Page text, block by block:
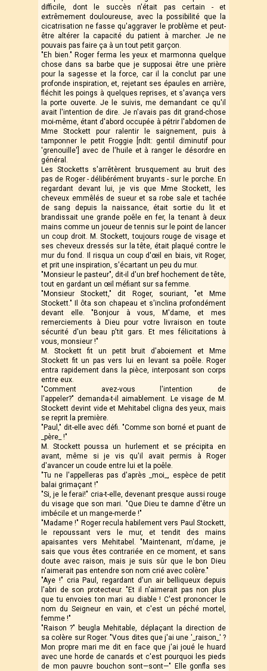
difficile, dont le succès n'était pas certain - et
extrêmement douloureuse, avec la possibilité que la
cicatrisation ne fasse qu'aggraver le problème et peut-
être altérer la capacité du patient à marcher. Je ne
pouvais pas faire ça à un tout petit garçon.
"Eh bien." Roger ferma les yeux et marmonna quelque
chose dans sa barbe que je supposai être une prière
pour la sagesse et la force, car il la conclut par une
profonde inspiration, et, rejetant ses épaules en arrière,
fléchit les poings à quelques reprises, et s'avança vers
la porte ouverte. Je le suivis, me demandant ce qu'il
avait l'intention de dire. Je n'avais pas dit grand-chose
moi-même, étant d'abord occupée à pétrir l'abdomen de
Mme Stockett pour ralentir le saignement, puis à
tamponner le petit Froggie [ndlt: gentil diminutif pour
'grenouille'] avec de l'huile et à ranger le désordre en
général.
Les Stocketts s'arrêtèrent brusquement au bruit des
pas de Roger - délibérément bruyants - sur le porche. En
regardant devant lui, je vis que Mme Stockett, les
cheveux emmêlés de sueur et sa robe sale et tachée
de sang depuis la naissance, était sortie du lit et
brandissait une grande poêle en fer, la tenant à deux
mains comme un joueur de tennis sur le point de lancer
un coup droit. M. Stockett, toujours rouge de visage et
ses cheveux dressés sur la tête, était plaqué contre le
mur du fond. Il risqua un coup d'œil en biais, vit Roger,
et prit une inspiration, s'écartant un peu du mur.
"Monsieur le pasteur", dit-il d'un bref hochement de tête,
tout en gardant un œil méfiant sur sa femme.
"Monsieur Stockett," dit Roger, souriant, "et Mme
Stockett." Il ôta son chapeau et s'inclina profondément
devant elle. "Bonjour à vous, M'dame, et mes
remerciements à Dieu pour votre livraison en toute
sécurité d'un beau p'tit gars. Et mes félicitations à
vous, monsieur !"
M. Stockett fit un petit bruit d'aboiement et Mme
Stockett fit un pas vers lui en levant sa poêle. Roger
entra rapidement dans la pièce, interposant son corps
entre eux.
"Comment avez-vous l'intention de
l'appeler?" demanda-t-il aimablement. Le visage de M.
Stockett devint vide et Mehitabel cligna des yeux, mais
se reprit la première.
"Paul," dit-elle avec défi. "Comme son borné et puant de
_père_ !"
M. Stockett poussa un hurlement et se précipita en
avant, même si je vis qu'il avait permis à Roger
d'avancer un coude entre lui et la poêle.
"Tu ne l'appelleras pas d'après _moi_, espèce de petit
balai grimaçant !"
"Si, je le ferai!" cria-t-elle, devenant presque aussi rouge
du visage que son mari. "Que Dieu te damne d'être un
imbécile et un mange-merde !"
"Madame !" Roger recula habilement vers Paul Stockett,
le repoussant vers le mur, et tendit des mains
apaisantes vers Mehitabel. "Maintenant, m'dame, je
sais que vous êtes contrariée en ce moment, et sans
doute avec raison, mais je suis sûr que le bon Dieu
n'aimerait pas entendre son nom crié avec colère."
"Aye !" cria Paul, regardant d'un air belliqueux depuis
l'abri de son protecteur. "Et il n'aimerait pas non plus
que tu envoies ton mari au diable ! C'est prononcer le
nom du Seigneur en vain, et c'est un péché mortel,
femme !"
"Raison ?" beugla Mehitable, déplaçant la direction de
sa colère sur Roger. "Vous dites que j'ai une '_raison_' ?
Mon propre mari me dit en face que j'ai joué le huard
avec une horde de canards et c'est pourquoi les pieds
de mon pauvre bouchon sont—sont—" Elle gonfla ses